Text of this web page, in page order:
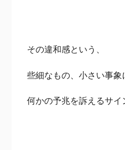
その違和感という、
些細なもの、小さい事象
何かの予兆を訴えるサイ